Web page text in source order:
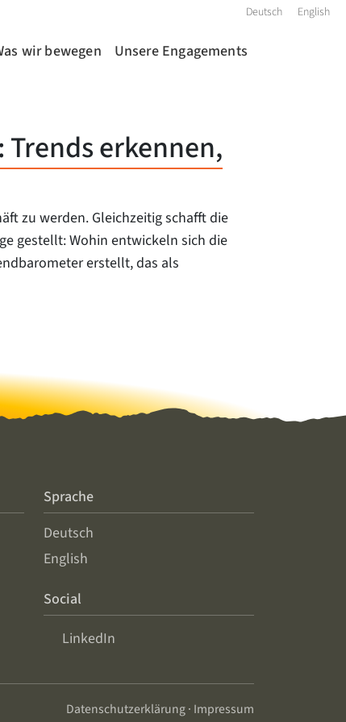
Deutsch English
wir bewegen Unsere Engagements
erkennen,
zu werden. Gleichzeitig schafft die
gestellt: Wohin entwickeln sich die
erstellt, das als
Sprache
Deutsch
English
Social
LinkedIn
Datenschutzerklärung· Impressum